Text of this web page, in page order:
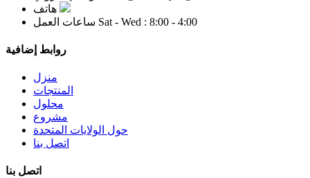
هاتف
ساعات العمل Sat - Wed : 8:00 - 4:00
روابط إضافية
منزل
المنتجات
محلول
مشروع
حول الولايات المتحدة
اتصل بنا
اتصل بنا